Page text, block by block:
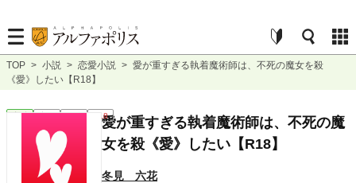
TOP > 小説 > 恋愛小説 > 愛が重すぎる執着魔術師は、不死の魔女を殺
《愛》したい【R18】
恋愛 完結 長編 R18愛が重すぎる執着魔術師は、不死の魔
女を殺《愛》したい【R18】
冬見 六花